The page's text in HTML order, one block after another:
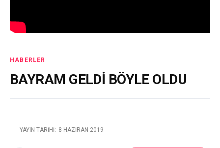
HABERLER
BAYRAM GELDİ BÖYLE OLDU
YAYIN TARIHI: 8 HAZIRAN 2019